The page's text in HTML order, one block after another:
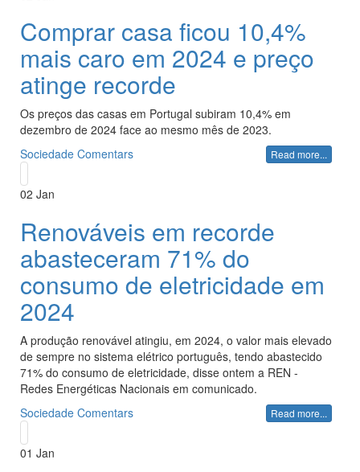
Comprar casa ficou 10,4%
mais caro em 2024 e preço
atinge recorde
Os preços das casas em Portugal subiram 10,4% em
dezembro de 2024 face ao mesmo mês de 2023.
Sociedade Comentars Read more...
02 Jan
Renováveis em recorde
abasteceram 71% do
consumo de eletricidade em
2024
A produção renovável atingiu, em 2024, o valor mais elevado
de sempre no sistema elétrico português, tendo abastecido
71% do consumo de eletricidade, disse ontem a REN -
Redes Energéticas Nacionais em comunicado.
Sociedade Comentars Read more...
01 Jan